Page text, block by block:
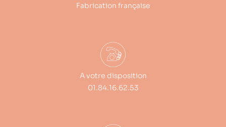
Fabrication française
A votre disposition
01.84.16.62.53